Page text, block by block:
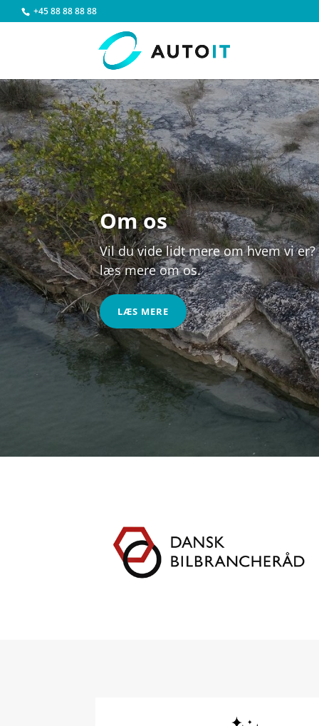
+45 88 88 88 88
Kontakt os
Har du spørgsmål til en bil eller
velkommen til at kontakte os på
LÆS MERE